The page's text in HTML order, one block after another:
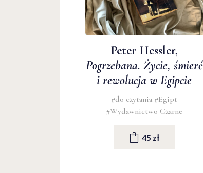
Peter Hessler,
Pogrzebana. Życie, śmierć
i rewolucja w Egipcie
#do czytania #Egipt
#Wydawnictwo Czarne
45 zł